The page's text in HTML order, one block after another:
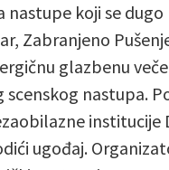
nastupe koji se dugo
Zabranjeno
glazbenu
nastupa.
institucije
ugođaj.